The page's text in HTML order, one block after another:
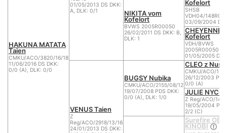
HAKUNA MATATA
Taien
CMKU/ACO/3820/16/18
11/06/2016 DS DKK:
0/0 (A), DLK: 0/0
01/05/2013 DS DKK:
A, DLK: 0/1
NIKITA vom
Kofelort
BVWS 2005R00050
26/02/2011 DS DKK: B,
DLK: 1
Kofelort
SHSB
VDH04/
03/09/2004 DS
CHEYENNE
Kofelort
VDH/BVWS
2005R00050
01/05/2005 DS
VENUS Taien
Z
Reg/ACO/2918/13/16
24/01/2013 DS DKK:
BUGSY Nubika
CMKU/ACO/2155/08/12
19/07/2008 PDS DKK:
0/0 (A), DLK: 1/0
CLEO z
CMKU/ACO/
26/12/2003 PDS
0/0 (A)
JULIE
Z Reg/ACO/
19/05/2004
2/2 (C)
Surefire
KINOBI